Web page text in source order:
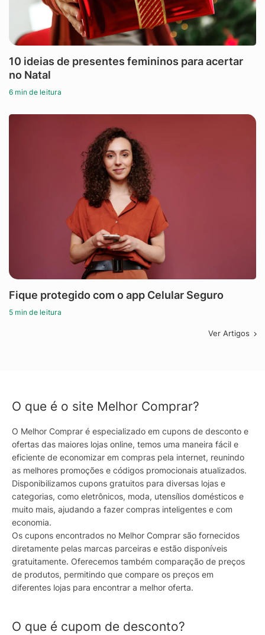
10 ideias de presentes femininos para acertar
no Natal
6 min de leitura
Fique protegido com o app Celular Seguro
5 min de leitura
Ver Artigos
O que é o site Melhor Comprar?
O Melhor Comprar é especializado em cupons de desconto e
ofertas das maiores lojas online, temos uma maneira fácil e
eficiente de economizar em compras pela internet, reunindo
as melhores promoções e códigos promocionais atualizados.
Disponibilizamos cupons gratuitos para diversas lojas e
categorias, como eletrônicos, moda, utensílios domésticos e
muito mais, ajudando a fazer compras inteligentes e com
economia.
Os cupons encontrados no Melhor Comprar são fornecidos
diretamente pelas marcas parceiras e estão disponíveis
gratuitamente. Oferecemos também comparação de preços
de produtos, permitindo que compare os preços em
diferentes lojas para encontrar a melhor oferta.
O que é cupom de desconto?